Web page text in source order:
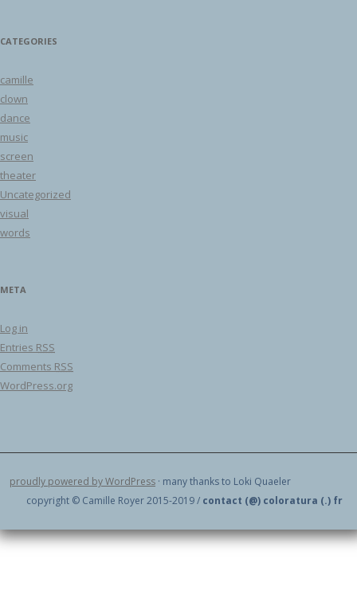
CATEGORIES
camille
clown
dance
music
screen
theater
Uncategorized
visual
words
META
Log in
Entries RSS
Comments RSS
WordPress.org
proudly powered by WordPress · many thanks to Loki Quaeler
copyright © Camille Royer 2015-2019 / contact (@) coloratura (.) fr